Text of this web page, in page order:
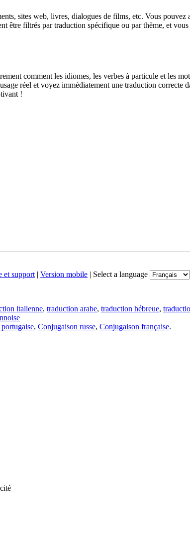
sites web, livres, dialogues de films, etc. Vous
filtrés par traduction spécifique ou par thème, et
comment les idiomes, les verbes à particule et les
réel et voyez immédiatement une traduction correcte
!
et support | Version mobile | Select a language
italienne, traduction arabe, traduction hébreue,
, Conjugaison russe, Conjugaison française.